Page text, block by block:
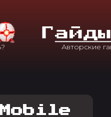
ГАйды
Mobile